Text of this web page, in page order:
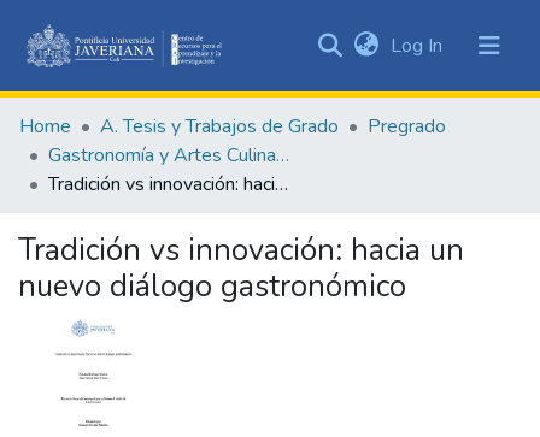
&
Collections
All of DSpace
Statistics
Log In (current)
Home A. Tesis y Trabajos de Grado
Pregrado
Gastronomía y Artes Culinarias
Tradición vs innovación: hacia un nuevo diálogo gastronómico
Tradición vs innovación: hacia un
nuevo diálogo gastronómico